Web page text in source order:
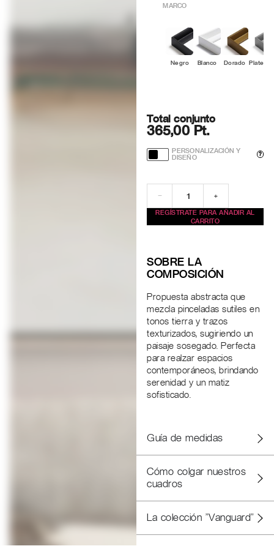
MARCO
Negro Blanco Dorado
Total conjunto
365,00 Pt.
PERSONALIZACIÓN Y
DISEÑO
?
− +
REGÍSTRATE PARA AÑADIR AL
CARRITO
SOBRE LA
COMPOSICIÓN
Propuesta abstracta que
mezcla pinceladas sutiles en
tonos tierra y trazos
texturizados, sugiriendo un
paisaje sosegado. Perfecta
para realzar espacios
contemporáneos, brindando
serenidad y un matiz
sofisticado.
Guía de medidas
Cómo colgar nuestros
cuadros
La colección "Vanguard"